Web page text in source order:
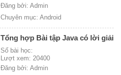
Đăng bởi: Admin
Chuyên mục: Android
Tổng hợp Bài tập Java có lời giải
Số bài học:
Lượt xem: 20400
Đăng bởi: Admin